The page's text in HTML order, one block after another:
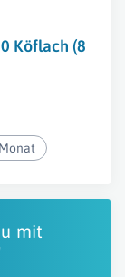
Köflach (8
mit